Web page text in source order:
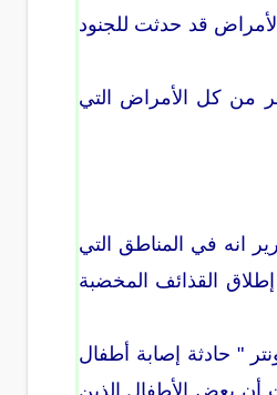
الأمراض قد حدثت للجنود
من كل الأمراض التي
انه في المناطق التي
القذائف المخضبة
" حادثة إصابة أطفال
بعض الأطفال الذين